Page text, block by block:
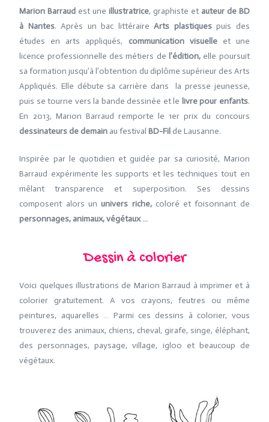
Marion Barraud est uneillustratrice, graphiste et auteur de BD
à Nantes. Après un bac littéraireArts plastiquespuis des
études en arts appliqués, communication visuelle et une
licence professionnelle des métiers de l’édition, elle poursuit
sa formation jusqu’à l’obtention du diplôme supérieur des Arts
Appliqués. Elle débute sa carrière dans la presse jeunesse,
puis se tourne vers la bande dessinée et le livre pour enfants.
En 2013, Marion Barraud remporte le 1er prix du concours
dessinateurs de demain au festivalBD-Fil de Lausanne.
Inspirée par le quotidien et guidée par sa curiosité, Marion
Barraud expérimente les supports et les techniques tout en
mêlant transparence et superposition. Ses dessins
composent alors ununivers riche, coloré et foisonnant de
personnages, animaux, végétaux …
Dessin à colorier
Voici quelques illustrations de Marion Barraud à imprimer et à
colorier gratuitement. A vos crayons, feutres ou même
peintures, aquarelles … Parmi ces dessins à colorier, vous
trouverez des animaux, chiens, cheval, girafe, singe, éléphant,
des personnages, paysage, village, igloo et beaucoup de
végétaux.